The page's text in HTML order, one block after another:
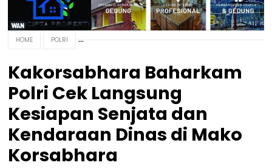
HOME POLRI
Kakorsabhara Baharkam
Polri Cek Langsung
Kesiapan Senjata dan
Kendaraan Dinas di Mako
Korsabhara